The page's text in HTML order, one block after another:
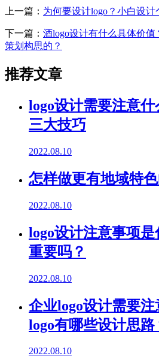
上一篇： 为何要设计logo？小白设计
下一篇： 酒logo设计有什么具体价
策划构思的？
推荐文章
logo设计需要注意
三大技巧
2022.08.10
怎样做更有地域特
2022.08.10
logo设计注意事项
重要吗？
2022.08.10
企业logo设计需要
logo有哪些设计思路
2022.08.10